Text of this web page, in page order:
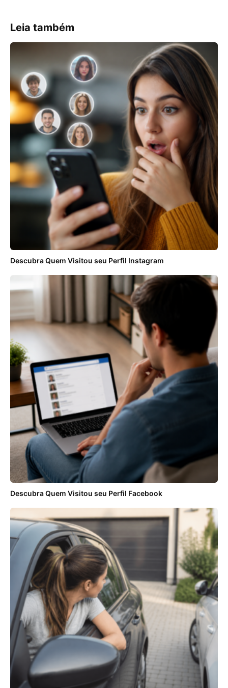
Leia também
Descubra Quem Visitou seu Perfil Instagram
Descubra Quem Visitou seu Perfil Facebook